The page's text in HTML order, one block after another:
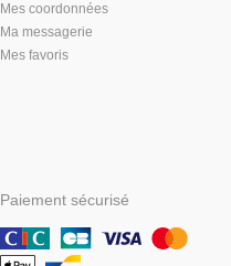
Mes coordonnées
Ma messagerie
Mes favoris
Paiement sécurisé